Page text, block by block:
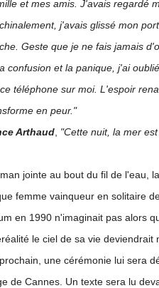
et mes amis. J'avais regardé
j'avais glissé mon
Geste que je ne fais jamais
confusion et la panique, j'ai
téléphone sur moi. L'espoir
en peur."
Arthaud "Cette nuit, la mer est
jointe au bout du fil de l'eau,
femme vainqueur en solitaire
en 1990 n'imaginait pas alors
le ciel de sa vie deviendrait
une cérémonie lui sera
de Cannes. Un texte sera lu